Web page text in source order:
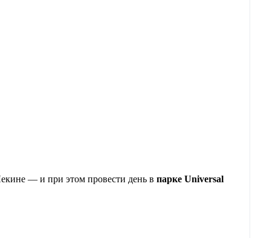
— и при этом провести день в парке Universal